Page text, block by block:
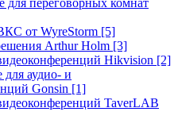
для переговорных комнат
от WyreStorm [5]
Arthur Holm [3]
Hikvision [2]
аудио- и
Gonsin [1]
TaverLAB